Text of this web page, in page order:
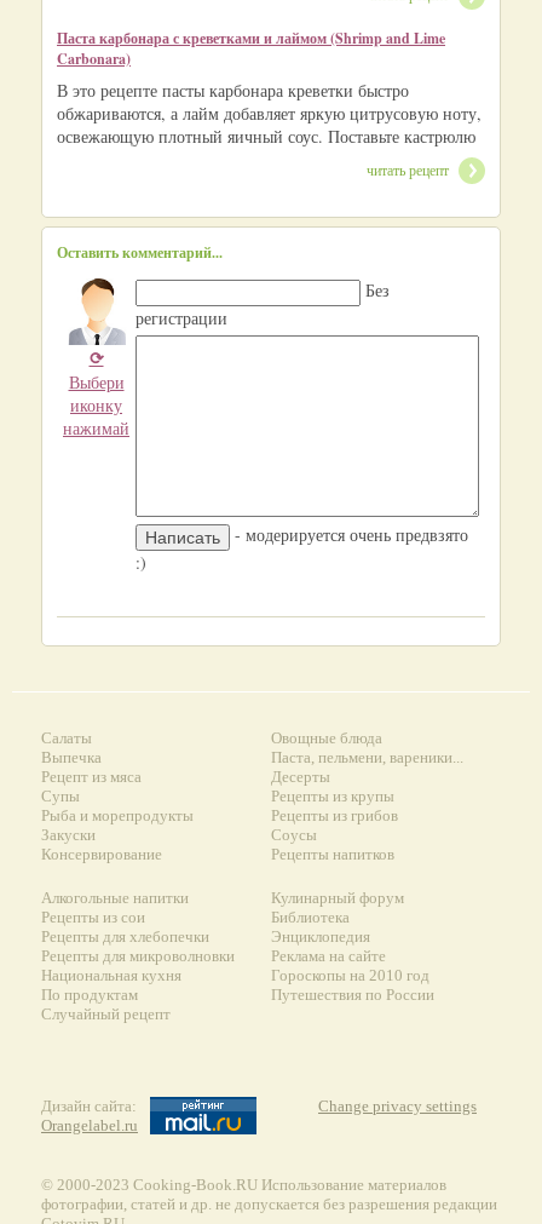
Паста карбонара с креветками и лаймом (Shrimp and Lime
Carbonara)
В это рецепте пасты карбонара креветки быстро
обжариваются, а лайм добавляет яркую цитрусовую ноту,
освежающую плотный яичный соус. Поставьте кастрюлю
читать рецепт
Оставить комментарий...
⟳
Выбери
иконку
нажимай
Без
регистрации
- модерируется очень предвзято
:)
Салаты
Выпечка
Рецепт из мяса
Супы
Рыба и морепродукты
Закуски
Консервирование
Овощные блюда
Паста, пельмени, вареники...
Десерты
Рецепты из крупы
Рецепты из грибов
Соусы
Рецепты напитков
Алкогольные напитки
Рецепты из сои
Рецепты для хлебопечки
Рецепты для микроволновки
Национальная кухня
По продуктам
Случайный рецепт
Кулинарный форум
Библиотека
Энциклопедия
Реклама на сайте
Гороскопы на 2010 год
Путешествия по России
Дизайн сайта:
Orangelabel.ru
Change privacy settings
© 2000-2023 Сooking-Book.RU Использование материалов
фотографии, статей и др. не допускается без разрешения редакции